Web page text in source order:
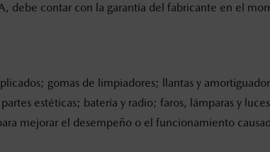
debe contar con la garantía del fabricante en el
gomas de limpiadores; llantas y
estéticas; batería y radio; faros, lámparas y
mejorar el desempeño o el funcionamiento